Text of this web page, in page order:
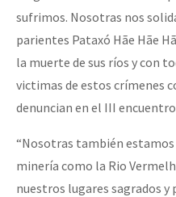
sufrimos. Nosotras nos
parientes Pataxó Hãe Hãe
la muerte de sus ríos y con
victimas de estos crímenes
denuncian en el III
“Nosotras también estamos
minería como la Rio
nuestros lugares sagrados